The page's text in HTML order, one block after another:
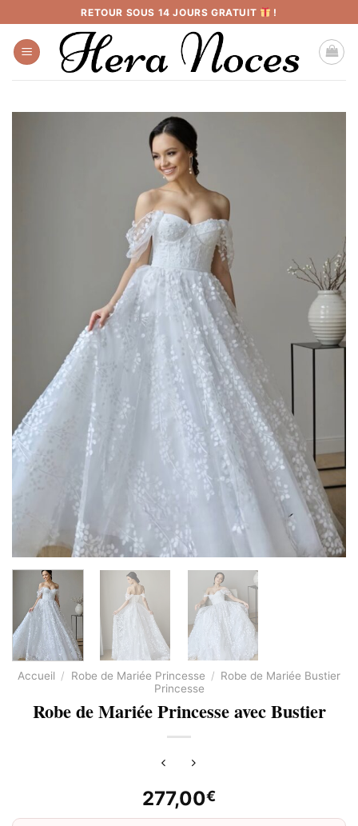
au
contenu
RETOUR SOUS 14 JOURS GRATUIT !
Accueil / Robe de Mariée Princesse / Robe de Mariée Bustier
Princesse
Robe de Mariée Princesse avec Bustier
277,00€